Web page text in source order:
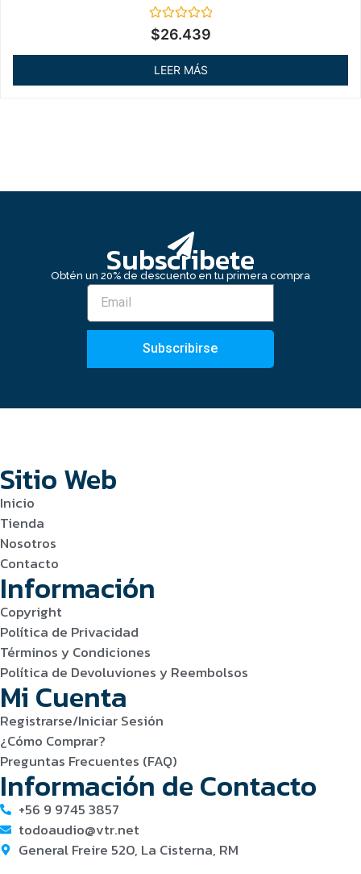
Valorado
en
de
$26.439
LEER MÁS
Subscribete
Obtén un 20% de descuento en tu primera compra
Subscribirse
Sitio Web
Inicio
Tienda
Nosotros
Contacto
Información
Copyright
Política de Privacidad
Términos y Condiciones
Política de Devoluviones y Reembolsos
Mi Cuenta
Registrarse/Iniciar Sesión
¿Cómo Comprar?
Preguntas Frecuentes (FAQ)
Información de Contacto
+56 9 9745 3857
todoaudio@vtr.net
General Freire 520, La Cisterna, RM